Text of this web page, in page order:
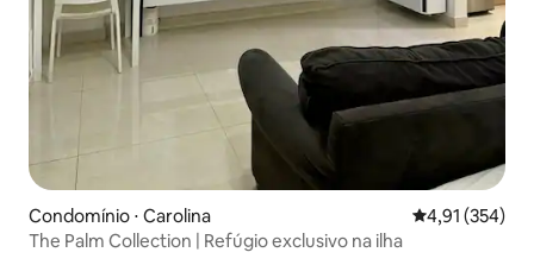
Condomínio ⋅ Carolina 4,91 de uma
4,91 (354)
The Palm Collection | Refúgio exclusivo na ilha